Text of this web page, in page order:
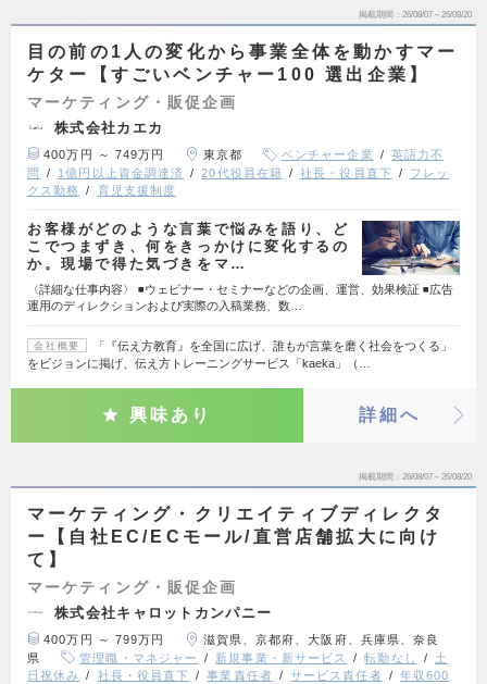
掲載期間 26/08/07～26/08/20
目の前の1人の変化から事業全体を動かすマー
ケター【すごいベンチャー100 選出企業】
マーケティング・販促企画
株式会社カエカ
400万円 ～ 749万円 東京都 ベンチャー企業
英語力不
問
1億円以上資金調達済 20代役員在籍 社長・役員直下
フレッ
クス勤務
育児支援制度
お客様がどのような言葉で悩みを語り、ど
こでつまずき、何をきっかけに変化するの
か。現場で得た気づきをマ…
〈詳細な仕事内容〉 ◾️ウェビナー・セミナーなどの企画、運営、効果検証 ◾️広告
運用のディレクションおよび実際の入稿業務、数…
会社概要
「『伝え方教育』を全国に広げ、誰もが言葉を磨く社会をつくる」
をビジョンに掲げ、伝え方トレーニングサービス「kaeka」（…
興味あり 詳細へ
掲載期間 26/08/07～26/08/20
マーケティング・クリエイティブディレクタ
ー【自社EC/ECモール/直営店舗拡大に向け
て】
マーケティング・販促企画
株式会社キャロットカンパニー
400万円 ～ 799万円
滋賀県、京都府、大阪府、兵庫県、奈良
県
管理職・マネジャー 新規事業・新サービス 転勤なし
土
日祝休み
社長・役員直下 事業責任者 サービス責任者
年収600